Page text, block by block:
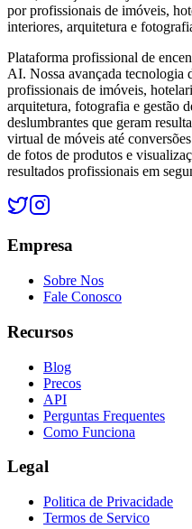
por profissionais de imóveis,
interiores, arquitetura e
Plataforma profissional de
AI. Nossa avançada tecnologia
profissionais de imóveis,
arquitetura, fotografia e gestão
deslumbrantes que geram
virtual de móveis até
de fotos de produtos e
resultados profissionais em
Empresa
Sobre Nos
Fale Conosco
Recursos
Blog
Precos
API
Perguntas Frequentes
Como Funciona
Legal
Politica de Privacidade
Termos de Servico